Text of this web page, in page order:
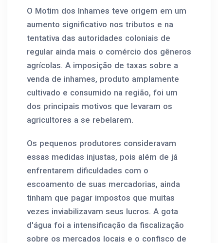
O Motim dos Inhames teve origem em um
aumento significativo nos tributos e na
tentativa das autoridades coloniais de
regular ainda mais o comércio dos gêneros
agrícolas. A imposição de taxas sobre a
venda de inhames, produto amplamente
cultivado e consumido na região, foi um
dos principais motivos que levaram os
agricultores a se rebelarem.
Os pequenos produtores consideravam
essas medidas injustas, pois além de já
enfrentarem dificuldades com o
escoamento de suas mercadorias, ainda
tinham que pagar impostos que muitas
vezes inviabilizavam seus lucros. A gota
d'água foi a intensificação da fiscalização
sobre os mercados locais e o confisco de